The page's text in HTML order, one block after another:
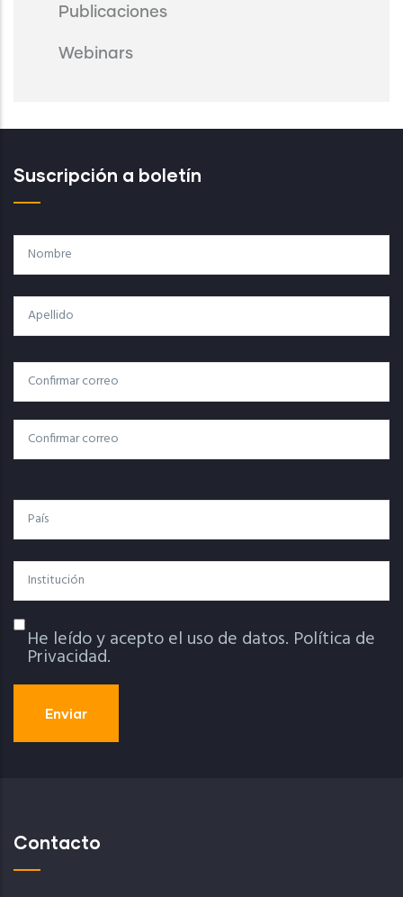
Publicaciones
Webinars
Suscripción a boletín
Nombre
Apellido
Correo
Electrónico
Correo Electrónico
Confirmar Correo
País
Institución
Política De Privacidad
He leído y acepto el uso de datos. Política de
Privacidad.
Contacto